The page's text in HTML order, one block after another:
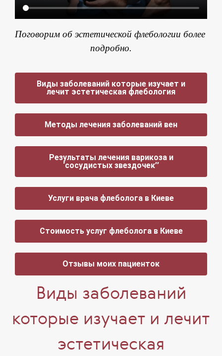
Поговорим об эстетической флебологии более
подробно.
Виды заболеваний которые изучает и
лечит эстетическая флебология
Методы лечения заболеваний вен
Результаты лечения варикоза и
‘сосудистых звездочек’’
Услуги врача флеболога в Киеве
Стоимость услуг флеболога в Киеве
Отзывы моих пациенток
Виды заболеваний
которые изучает и лечит
эстетическая